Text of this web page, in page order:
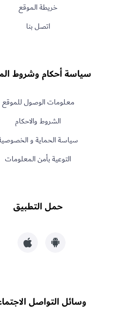
خريطة الموقع
اتصل بنا
سياسة أحكام وشروط
معـلومات الوصول للموقع
الشروط والاحكام
سياسة الحماية و
التوعية بأمن المعلومات
حمل التطبيق
وسائل التواصل